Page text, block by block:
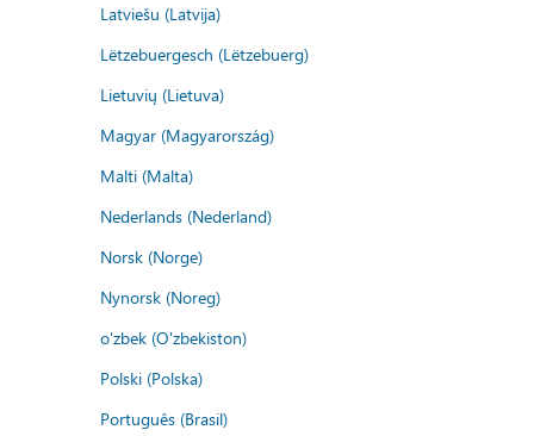
Latviešu (Latvija)
Lëtzebuergesch (Lëtzebuerg)
Lietuvių (Lietuva)
Magyar (Magyarország)
Malti (Malta)
Nederlands (Nederland)
Norsk (Norge)
Nynorsk (Noreg)
o'zbek (O'zbekiston)
Polski (Polska)
Português (Brasil)